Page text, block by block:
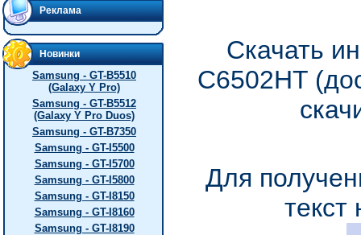
Реклама
Новинки
Samsung - GT-B5510
(Galaxy Y Pro)
Samsung - GT-B5512
(Galaxy Y Pro Duos)
Samsung - GT-B7350
Samsung - GT-I5500
Samsung - GT-I5700
Samsung - GT-I5800
Samsung - GT-I8150
Samsung - GT-I8160
Samsung - GT-I8190
Скачать
C6502HT
Для
текст